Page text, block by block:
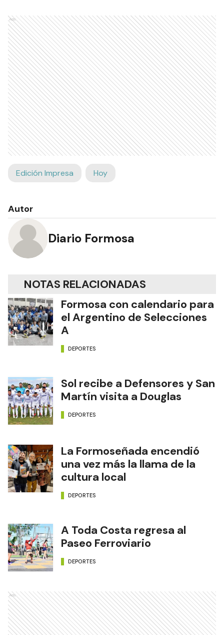
Ads
Edición Impresa Hoy
Autor
Diario Formosa
NOTAS RELACIONADAS
Formosa con calendario para
el Argentino de Selecciones
A
DEPORTES
Sol recibe a Defensores y San
Martín visita a Douglas
DEPORTES
La Formoseñada encendió
una vez más la llama de la
cultura local
DEPORTES
A Toda Costa regresa al
Paseo Ferroviario
DEPORTES
Ads